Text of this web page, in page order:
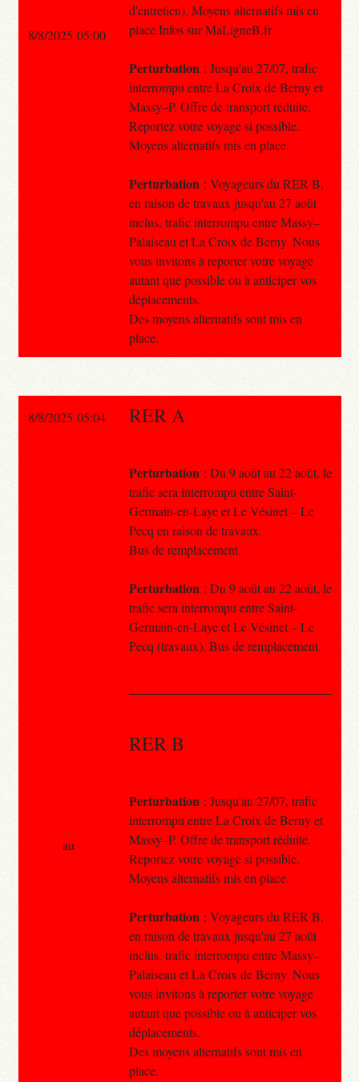
d'entretien). Moyens alternatifs mis en
place.Infos sur MaLigneB.fr
Perturbation : Jusqu'au 27/07, trafic
interrompu entre La Croix de Berny et
Massy–P. Offre de transport réduite.
Reportez votre voyage si possible.
Moyens alternatifs mis en place.
Perturbation : Voyageurs du RER B,
en raison de travaux jusqu'au 27 août
inclus, trafic interrompu entre Massy–
Palaiseau et La Croix de Berny. Nous
vous invitons à reporter votre voyage
autant que possible ou à anticiper vos
déplacements.
Des moyens alternatifs sont mis en
place.
8/8/2025 05:00
8/8/2025 05:04 RER A
Perturbation : Du 9 août au 22 août, le
trafic sera interrompu entre Saint-
Germain-en-Laye et Le Vésinet – Le
Pecq en raison de travaux.
Bus de remplacement.
Perturbation : Du 9 août au 22 août, le
trafic sera interrompu entre Saint-
Germain-en-Laye et Le Vésinet – Le
Pecq (travaux). Bus de remplacement.
RER B
Perturbation : Jusqu'au 27/07, trafic
interrompu entre La Croix de Berny et
Massy–P. Offre de transport réduite.
Reportez votre voyage si possible.
Moyens alternatifs mis en place.
Perturbation : Voyageurs du RER B,
en raison de travaux jusqu'au 27 août
inclus, trafic interrompu entre Massy–
Palaiseau et La Croix de Berny. Nous
vous invitons à reporter votre voyage
autant que possible ou à anticiper vos
déplacements.
Des moyens alternatifs sont mis en
place.
au